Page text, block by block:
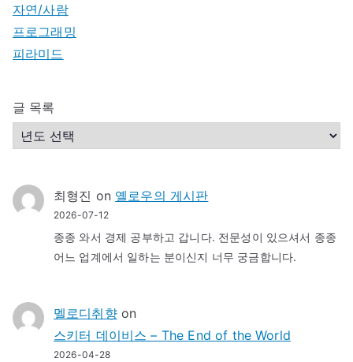
자연/사람
프로그래밍
피라미드
글 목록
최형진 on 옐로우의 게시판
2026-07-12
종종 와서 경제 공부하고 갑니다. 전문성이 있으셔서 종종
어느 업계에서 일하는 분이신지 너무 궁금합니다.
멜로디취향on
스키터 데이비스 – The End of the World
2026-04-28